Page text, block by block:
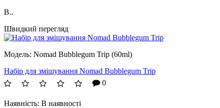
B..
Швидкий перегляд
Модель: Nomad Bubblegum Trip (60ml)
Набір для змішування Nomad Bubblegum Trip
0
Наявність: В наявності